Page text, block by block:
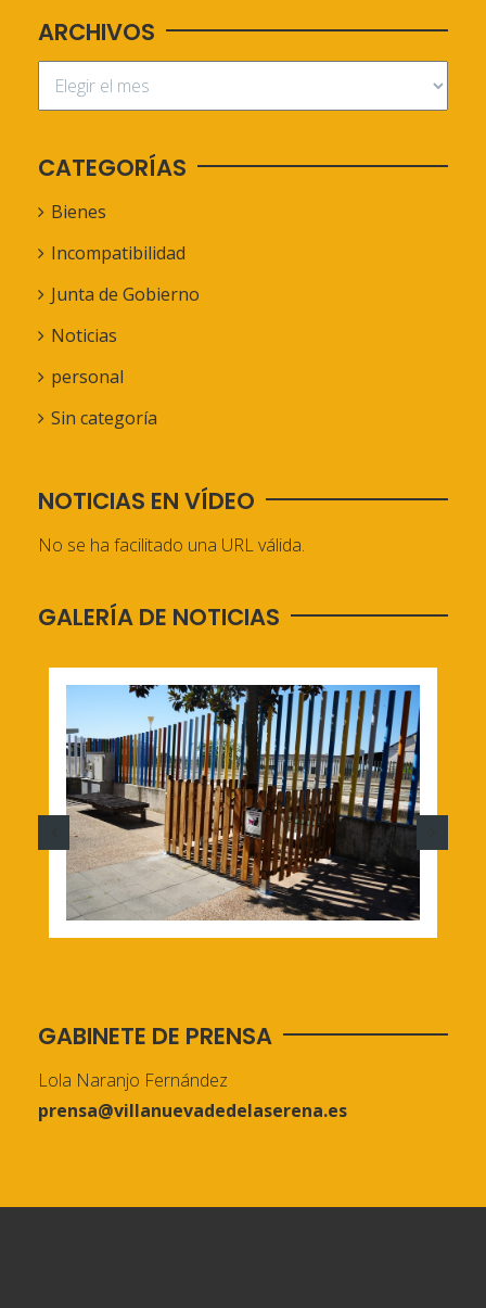
ARCHIVOS
CATEGORÍAS
Bienes
Incompatibilidad
Junta de Gobierno
Noticias
personal
Sin categoría
NOTICIAS EN VÍDEO
No se ha facilitado una URL válida.
GALERÍA DE NOTICIAS
GABINETE DE PRENSA
Lola Naranjo Fernández
prensa@villanuevadedelaserena.es